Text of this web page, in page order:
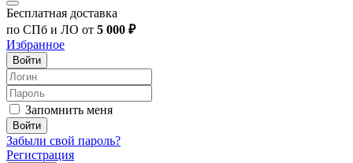
Бесплатная доставка
по СПб и ЛО от 5 000 ₽
Избранное
Войти
Запомнить меня
Войти
Забыли свой пароль?
Регистрация